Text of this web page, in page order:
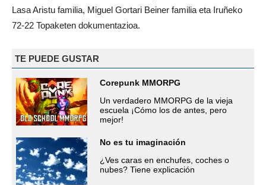
Lasa Aristu familia, Miguel Gortari Beiner familia eta Iruñeko
72-22 Topaketen dokumentazioa.
TE PUEDE GUSTAR
Corepunk MMORPG
Un verdadero MMORPG de la vieja
escuela ¡Cómo los de antes, pero
mejor!
No es tu imaginación
¿Ves caras en enchufes, coches o
nubes? Tiene explicación